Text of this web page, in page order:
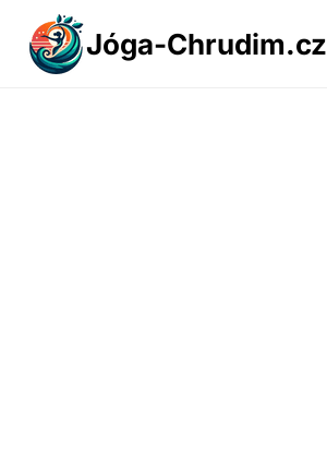
Přeskočit
obsah
Jóga-Chrudim.cz